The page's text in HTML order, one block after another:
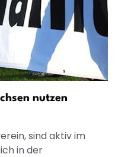
nutzen
sind aktiv im
in der